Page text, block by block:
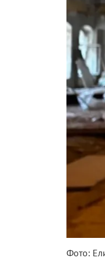
Фото: